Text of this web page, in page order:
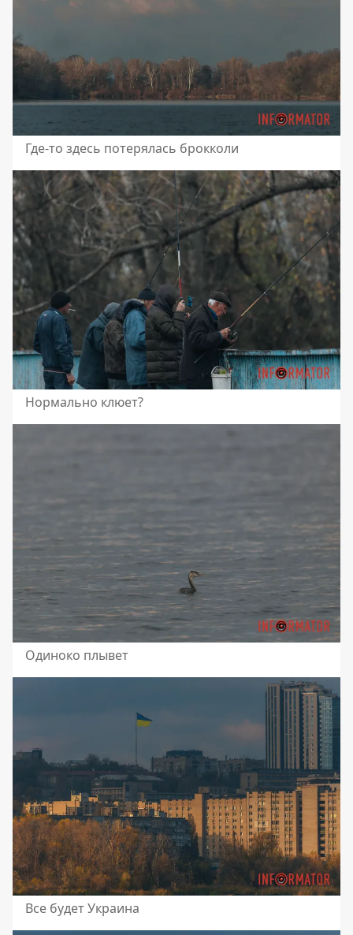
Где-то здесь потерялась брокколи
Нормально клюет?
Одиноко плывет
Все будет Украина